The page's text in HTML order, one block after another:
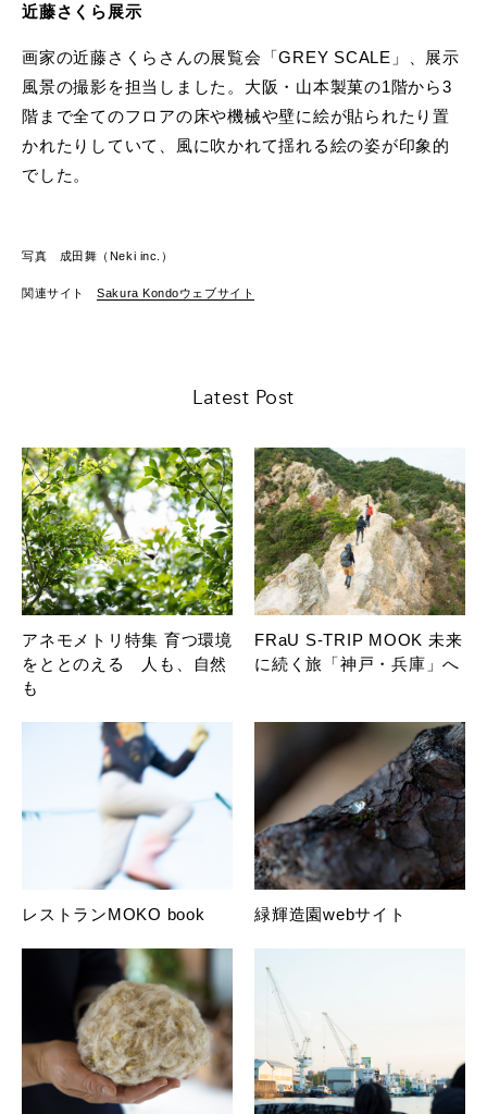
近藤さくら展示
画家の近藤さくらさんの展覧会「GREY SCALE」、展示
風景の撮影を担当しました。大阪・山本製菓の1階から3
階まで全てのフロアの床や機械や壁に絵が貼られたり置
かれたりしていて、風に吹かれて揺れる絵の姿が印象的
でした。
写真 成田舞（Neki inc.）
関連サイトSakura Kondoウェブサイト
Latest Post
アネモメトリ特集 育つ環境
をととのえる 人も、自然
も
FRaU S-TRIP MOOK 未来
に続く旅「神戸・兵庫」へ
レストランMOKO book 緑輝造園webサイト